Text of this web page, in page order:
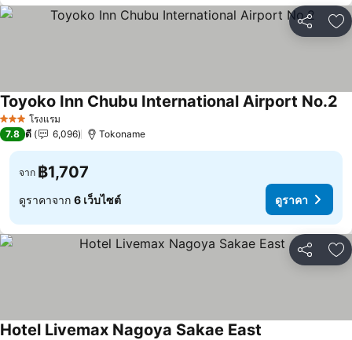
แชร์ เ
3 ดาว โรงแรม
Toyoko Inn Chubu International Airport No.2
7.8 ดี 6,096 Tokoname
จาก ฿1,707
ดูราคาจาก 6 เว็บไซต์ ดูราคา
แชร์ เ
Hotel Livemax Nagoya Sakae East